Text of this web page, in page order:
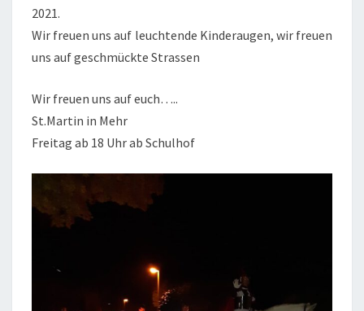
2021.
Wir freuen uns auf leuchtende Kinderaugen, wir freuen
uns auf geschmückte Strassen
Wir freuen uns auf euch…..
St.Martin in Mehr
Freitag ab 18 Uhr ab Schulhof